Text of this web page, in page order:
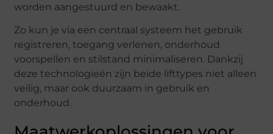
worden aangestuurd en bewaakt.
Zo kun je via een centraal systeem het gebruik
registreren, toegang verlenen, onderhoud
voorspellen en stilstand minimaliseren. Dankzij
deze technologieën zijn beide lifttypes niet alleen
veilig, maar ook duurzaam in gebruik en
onderhoud.